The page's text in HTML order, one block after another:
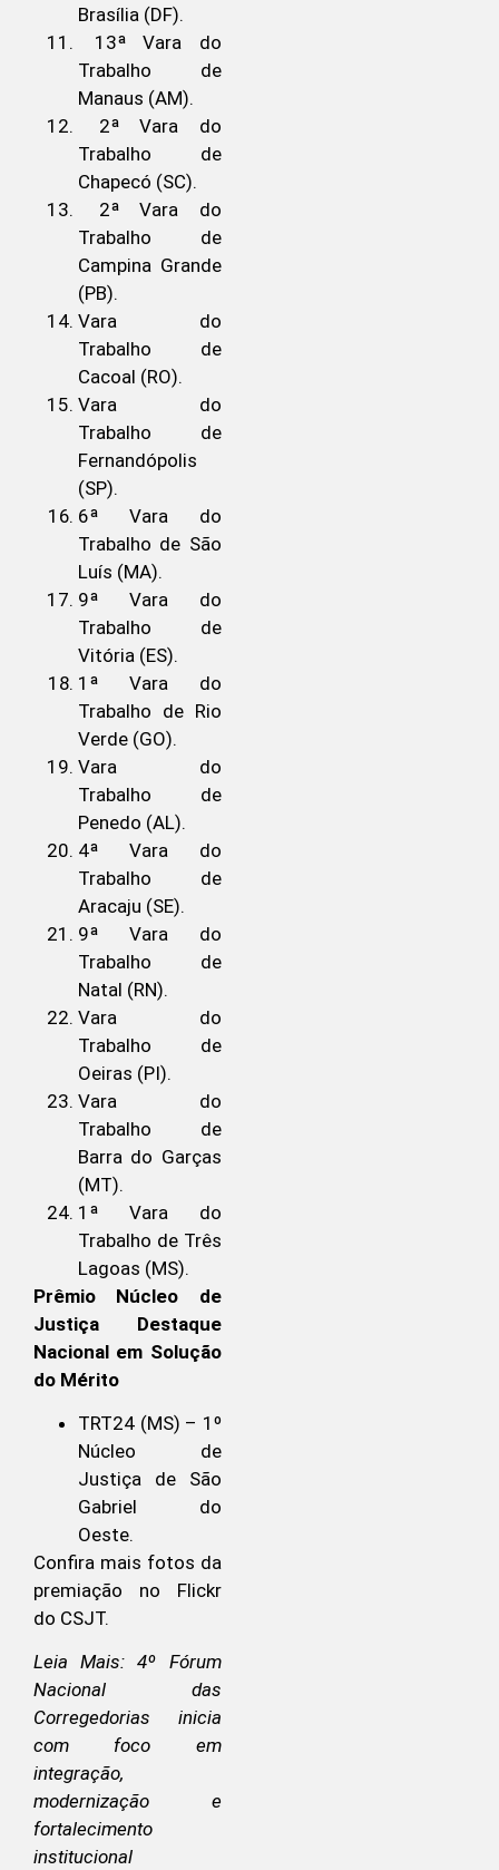
Brasília (DF).
13ª Vara do
Trabalho de
Manaus (AM).
2ª Vara do
Trabalho de
Chapecó (SC).
2ª Vara do
Trabalho de
Campina Grande
(PB).
Vara do
Trabalho de
Cacoal (RO).
Vara do
Trabalho de
Fernandópolis
(SP).
6ª Vara do
Trabalho de São
Luís (MA).
9ª Vara do
Trabalho de
Vitória (ES).
1ª Vara do
Trabalho de Rio
Verde (GO).
Vara do
Trabalho de
Penedo (AL).
4ª Vara do
Trabalho de
Aracaju (SE).
9ª Vara do
Trabalho de
Natal (RN).
Vara do
Trabalho de
Oeiras (PI).
Vara do
Trabalho de
Barra do Garças
(MT).
1ª Vara do
Trabalho de Três
Lagoas (MS).
Prêmio Núcleo de
Justiça Destaque
Nacional em Solução
do Mérito
TRT24 (MS) – 1º
Núcleo de
Justiça de São
Gabriel do
Oeste.
Confira mais fotos da
premiação no Flickr
do CSJT.
Leia Mais: 4º Fórum
Nacional das
Corregedorias inicia
com foco em
integração,
modernização e
fortalecimento
institucional